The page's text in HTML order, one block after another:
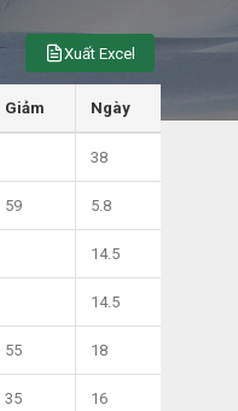
Xuất Excel
Giảm Ngày
38
59 5.8
14.5
14.5
55 18
35 16